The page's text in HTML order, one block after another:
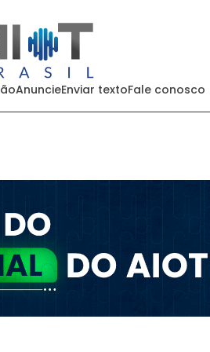
AnuncieEnviar textoFale conosco